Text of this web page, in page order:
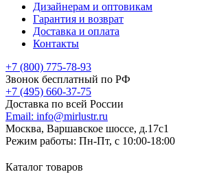
Дизайнерам и оптовикам
Гарантия и возврат
Доставка и оплата
Контакты
+7 (800) 775-78-93
Звонок бесплатный по РФ
+7 (495) 660-37-75
Доставка по всей России
Email: info@mirlustr.ru
Москва, Варшавское шоссе, д.17c1
Режим работы: Пн-Пт, с 10:00-18:00
Каталог товаров